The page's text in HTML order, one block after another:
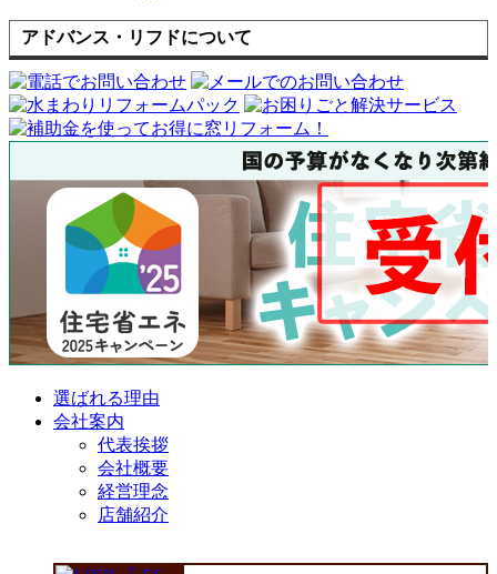
アドバンス・リフドについて
選ばれる理由
会社案内
代表挨拶
会社概要
経営理念
店舗紹介